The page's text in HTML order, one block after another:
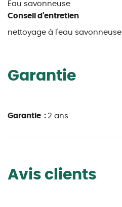
Eau savonneuse
Conseil d'entretien
nettoyage à l'eau savonneuse
Garantie
Garantie : 2 ans
Avis clients